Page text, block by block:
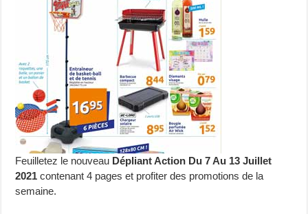
Feuilletez le nouveau Dépliant Action Du 7 Au 13 Juillet
2021 contenant 4 pages et profiter des promotions de la
semaine.